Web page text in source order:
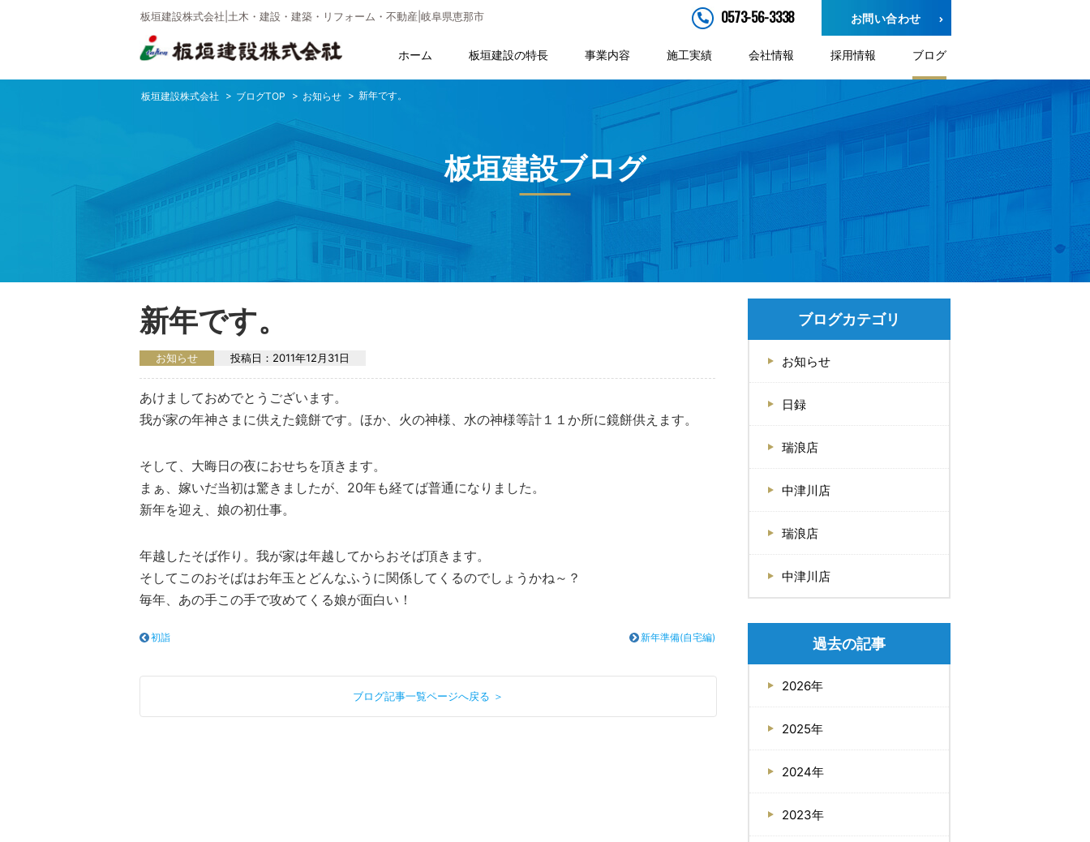
板垣建設株式会社|土木・建設・建築・リフォーム・不動産|岐阜県恵那市 0573-56-3338 お問い合わせ
ホーム 板垣建設の特長 事業内容 施工実績 会社情報 採用情報 ブログ
板垣建設ブログ
板垣建設株式会社 ブログTOP お知らせ 新年です。
新年です。
お知らせ 投稿日： 2011年12月31日
あけましておめでとうございます。
我が家の年神さまに供えた鏡餅です。ほか、火の神様、水の神様等計１１か所に鏡餅供えます。
そして、大晦日の夜におせちを頂きます。
まぁ、嫁いだ当初は驚きましたが、20年も経てば普通になりました。
新年を迎え、娘の初仕事。
年越したそば作り。我が家は年越してからおそば頂きます。
そしてこのおそばはお年玉とどんなふうに関係してくるのでしょうかね～？
毎年、あの手この手で攻めてくる娘が面白い！
初詣 新年準備(自宅編)
ブログ記事一覧ページへ戻る ＞
ブログカテゴリ
お知らせ
日録
瑞浪店
中津川店
瑞浪店
中津川店
過去の記事
2026年
2025年
2024年
2023年